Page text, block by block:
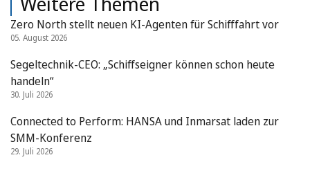
Zero North stellt neuen KI-Agenten für Schifffahrt vor
05. August 2026
Segeltechnik-CEO: „Schiffseigner können schon heute
handeln“
30. Juli 2026
Connected to Perform: HANSA und Inmarsat laden zur
SMM-Konferenz
29. Juli 2026